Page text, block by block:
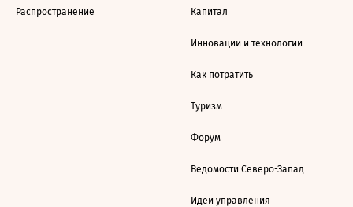
Распространение Капитал
Инновации и технологии
Как потратить
Туризм
Форум
Ведомости Северо-Запад
Идеи управления